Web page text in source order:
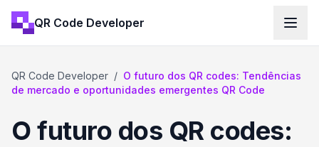
QR Code Developer
QR Code Developer / O futuro dos QR codes: Tendências
de mercado e oportunidades emergentes QR Code
O futuro dos QR codes: